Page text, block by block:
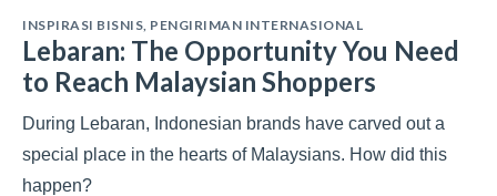
INSPIRASI BISNIS PENGIRIMAN INTERNASIONAL
Lebaran: The Opportunity You Need
to Reach Malaysian Shoppers
During Lebaran, Indonesian brands have carved out a
special place in the hearts of Malaysians. How did this
happen?